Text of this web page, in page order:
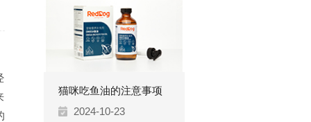
猫咪吃鱼油的注意事项
2024-10-23